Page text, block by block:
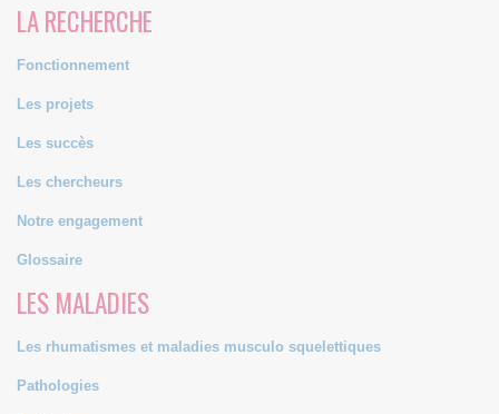
LA RECHERCHE
Fonctionnement
Les projets
Les succès
Les chercheurs
Notre engagement
Glossaire
LES MALADIES
Les rhumatismes et maladies musculo squelettiques
Pathologies